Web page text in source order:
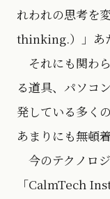
れわれの思考を
thinking.）」あ
それにも関わ
る道具、パソコ
発している多く
あまりにも無頓着
今のテクノロ
「CalmTech